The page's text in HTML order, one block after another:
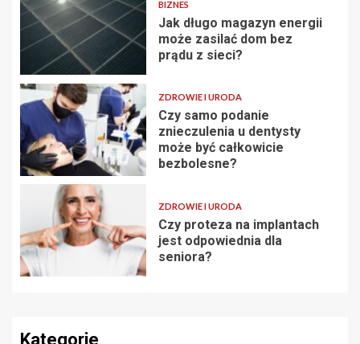
BIZNES
Jak długo magazyn energii
może zasilać dom bez
prądu z sieci?
ZDROWIE I URODA
Czy samo podanie
znieczulenia u dentysty
może być całkowicie
bezbolesne?
ZDROWIE I URODA
Czy proteza na implantach
jest odpowiednia dla
seniora?
Kategorie